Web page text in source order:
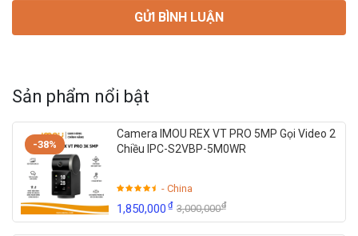
Sản phẩm nổi bật
-38%
Camera IMOU REX VT PRO 5MP Gọi Video 2
Chiều IPC-S2VBP-5M0WR
- China
1,850,000₫ 3,000,000₫